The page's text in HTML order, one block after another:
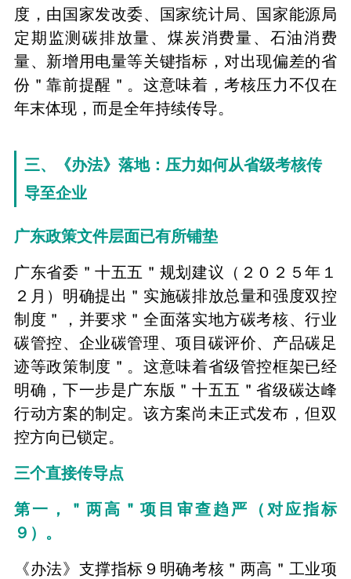
度，由国家发改委、国家统计局、国家能源局
定期监测碳排放量、煤炭消费量、石油消费
量、新增用电量等关键指标，对出现偏差的省
份＂靠前提醒＂。这意味着，考核压力不仅在
年末体现，而是全年持续传导。
三、《办法》落地：压力如何从省级考核传
导至企业
广东政策文件层面已有所铺垫
广东省委＂十五五＂规划建议（２０２５年１
２月）明确提出＂实施碳排放总量和强度双控
制度＂，并要求＂全面落实地方碳考核、行业
碳管控、企业碳管理、项目碳评价、产品碳足
迹等政策制度＂。这意味着省级管控框架已经
明确，下一步是广东版＂十五五＂省级碳达峰
行动方案的制定。该方案尚未正式发布，但双
控方向已锁定。
三个直接传导点
第一，＂两高＂项目审查趋严（对应指标
９）。
《办法》支撑指标９明确考核＂两高＂工业项